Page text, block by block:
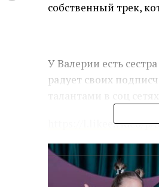
собственный трек,
У Валерии есть
радует своих
https://l.likee.video/p/